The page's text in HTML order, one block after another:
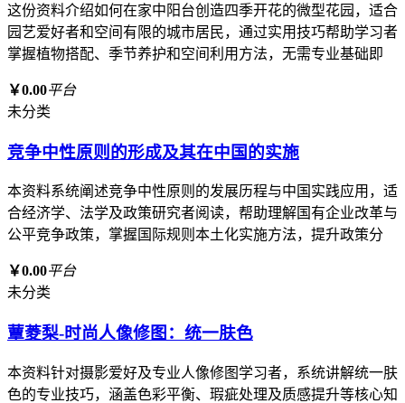
这份资料介绍如何在家中阳台创造四季开花的微型花园，适合
园艺爱好者和空间有限的城市居民，通过实用技巧帮助学习者
掌握植物搭配、季节养护和空间利用方法，无需专业基础即
￥0.00平台
未分类
竞争中性原则的形成及其在中国的实施
本资料系统阐述竞争中性原则的发展历程与中国实践应用，适
合经济学、法学及政策研究者阅读，帮助理解国有企业改革与
公平竞争政策，掌握国际规则本土化实施方法，提升政策分
￥0.00平台
未分类
蕈菱梨-时尚人像修图：统一肤色
本资料针对摄影爱好及专业人像修图学习者，系统讲解统一肤
色的专业技巧，涵盖色彩平衡、瑕疵处理及质感提升等核心知